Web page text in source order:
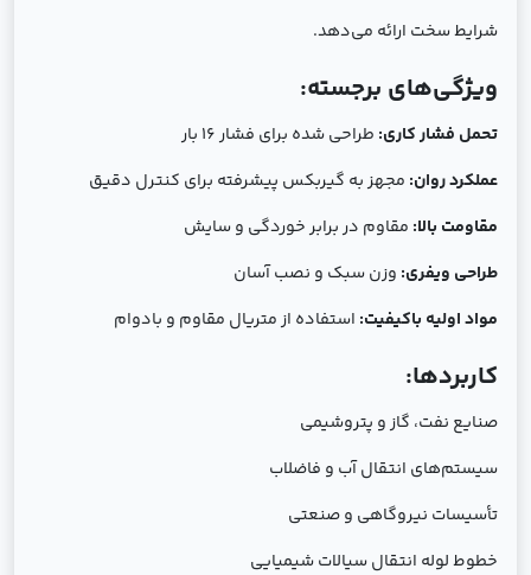
شرایط سخت ارائه می‌دهد.
ویژگی‌های برجسته:
تحمل فشار کاری: طراحی شده برای فشار 16 بار
عملکرد روان: مجهز به گیربکس پیشرفته برای کنترل دقیق
مقاومت بالا: مقاوم در برابر خوردگی و سایش
طراحی ويفري: وزن سبک و نصب آسان
مواد اولیه باکیفیت: استفاده از متریال مقاوم و بادوام
کاربردها:
صنایع نفت، گاز و پتروشیمی
سیستم‌های انتقال آب و فاضلاب
تأسیسات نیروگاهی و صنعتی
خطوط لوله انتقال سیالات شیمیایی